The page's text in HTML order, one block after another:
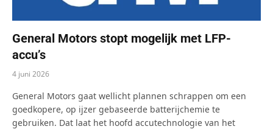
General Motors stopt mogelijk met LFP-
accu’s
4 juni 2026
General Motors gaat wellicht plannen schrappen om een
goedkopere, op ijzer gebaseerde batterijchemie te
gebruiken. Dat laat het hoofd accutechnologie van het